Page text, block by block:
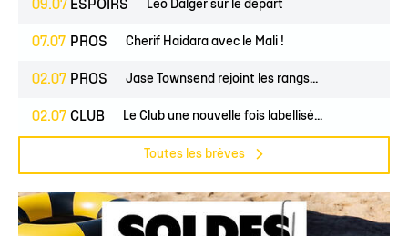
09.07 ESPOIRS Léo Dalger sur le départ
07.07 PROS Cherif Haidara avec le Mali !
02.07 PROS Jase Townsend rejoint les rangs...
02.07 CLUB Le Club une nouvelle fois labellisé...
Toutes les brèves